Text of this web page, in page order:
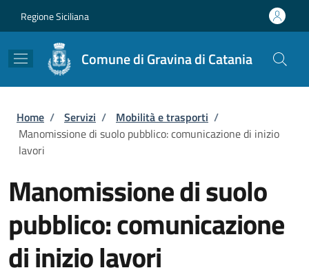
Regione Siciliana
Comune di Gravina di Catania
Briciole di pane
Home / Servizi / Mobilità e trasporti /
Manomissione di suolo pubblico: comunicazione di inizio
lavori
Manomissione di suolo
pubblico: comunicazione
di inizio lavori